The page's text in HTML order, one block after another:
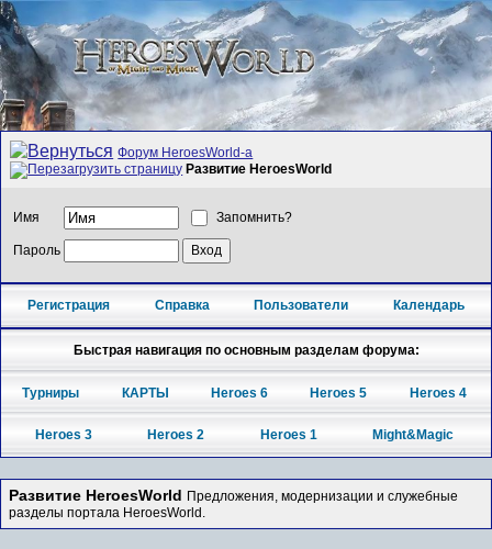
Форум HeroesWorld-а
Развитие HeroesWorld
Имя Запомнить?
Пароль
Регистрация Справка Пользователи Календарь
Быстрая навигация по основным разделам форума:
Турниры КАРТЫ Heroes 6 Heroes 5 Heroes 4
Heroes 3 Heroes 2 Heroes 1 Might&Magic
Развитие HeroesWorld Предложения, модернизации и служебные
разделы портала HeroesWorld.